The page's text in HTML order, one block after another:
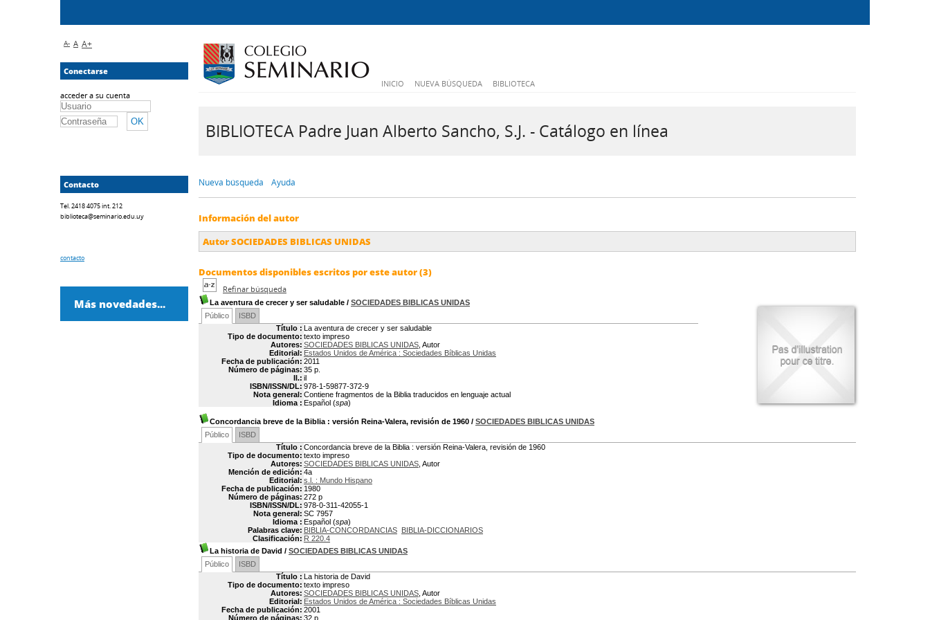
INICIO NUEVA BÚSQUEDA BIBLIOTECA
BIBLIOTECA Padre Juan Alberto Sancho, S.J. - Catálogo en línea
Nueva búsqueda Ayuda
Información del autor
Autor SOCIEDADES BIBLICAS UNIDAS
Documentos disponibles escritos por este autor (3)
Refinar búsqueda
La aventura de crecer y ser saludable / SOCIEDADES BIBLICAS UNIDAS
Público
ISBD
Título : La aventura de crecer y ser saludable
Tipo de documento: texto impreso
Autores: SOCIEDADES BIBLICAS UNIDAS , Autor
Editorial: Estados Unidos de América : Sociedades Bíblicas Unidas
Fecha de publicación: 2011
Número de páginas: 35 p.
Il.: il
ISBN/ISSN/DL: 978-1-59877-372-9
Nota general: Contiene fragmentos de la Biblia traducidos en lenguaje actual
Idioma : Español (spa)
Concordancia breve de la Biblia : versión Reina-Valera, revisión de 1960 / SOCIEDADES BIBLICAS UNIDAS
Público
ISBD
Título : Concordancia breve de la Biblia : versión Reina-Valera, revisión de 1960
Tipo de documento: texto impreso
Autores: SOCIEDADES BIBLICAS UNIDAS , Autor
Mención de edición: 4a
Editorial: s.l. : Mundo Hispano
Fecha de publicación: 1980
Número de páginas: 272 p
ISBN/ISSN/DL: 978-0-311-42055-1
Nota general: SC 7957
Idioma : Español (spa)
Palabras clave: BIBLIA-CONCORDANCIAS BIBLIA-DICCIONARIOS
Clasificación: R 220.4
La historia de David / SOCIEDADES BIBLICAS UNIDAS
Público
ISBD
Título : La historia de David
Tipo de documento: texto impreso
Autores: SOCIEDADES BIBLICAS UNIDAS , Autor
Editorial: Estados Unidos de América : Sociedades Bíblicas Unidas
Fecha de publicación: 2001
Número de páginas: 32 p.
A- A A+
Conectarse
acceder a su cuenta
Contacto
Tel. 2418 4075 int. 212
biblioteca@seminario.edu.uy
contacto
Más novedades...